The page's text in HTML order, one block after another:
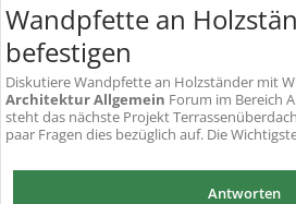
Wandpfette an
befestigen
DiskutiereWandpfette an Holzständer mit
Architektur Allgemein Forum im Bereich
steht das nächste Projekt
paar Fragen dies bezüglich auf. Die
Antworten